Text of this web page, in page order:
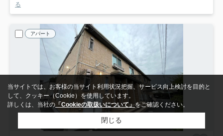
る
アパート
当サイトでは、お客様の当サイト利用状況把握、サービス向上検討を目的と
して、クッキー（Cookie）を使用しています。
詳しくは、当社の 「Cookieの取扱いについて」をご確認ください。
閉じる